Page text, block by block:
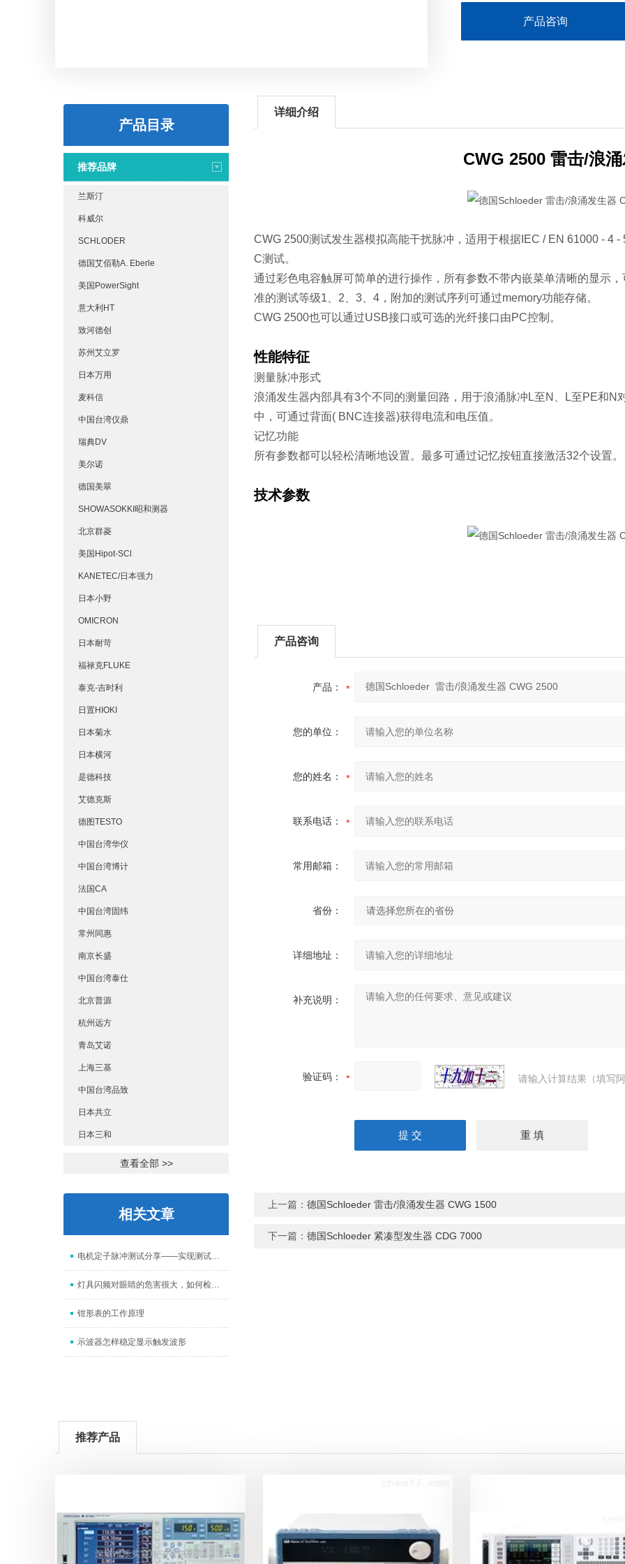
产品咨询
产品目录
推荐品牌
兰斯汀
科威尔
SCHLODER
德国艾佰勒A. Eberle
美国PowerSight
意大利HT
致河德创
苏州艾立罗
日本万用
麦科信
中国台湾仪鼎
瑞典DV
美尔诺
德国美翠
SHOWASOKKI昭和测器
北京群菱
美国Hipot-SCl
KANETEC/日本强力
日本小野
OMICRON
日本耐苛
福禄克FLUKE
泰克-吉时利
日置HIOKI
日本菊水
日本横河
是德科技
艾德克斯
德图TESTO
中国台湾华仪
中国台湾博计
法国CA
中国台湾固纬
常州同惠
南京长盛
中国台湾泰仕
北京普源
杭州远方
青岛艾诺
上海三基
中国台湾品致
日本共立
日本三和
查看全部 >>
相关文章
电机定子脉冲测试分享——实现测试自动化的解决方案
灯具闪频对眼睛的危害很大，如何检测符合标准的灯具？
钳形表的工作原理
示波器怎样稳定显示触发波形
详细介绍
CWG 2500 雷击/浪
CWG 2500测试发生器模拟高能干扰脉冲，适用于根据IEC / EN 61000 - 4
C测试。
通过彩色电容触屏可简单的进行操作，所有参数不带内嵌菜单清晰的显示
准的测试等级1、2、3、4，附加的测试序列可通过memory功能存储。
CWG 2500也可以通过USB接口或可选的光纤接口由PC控制。
性能特征
测量脉冲形式
浪涌发生器内部具有3个不同的测量回路，用于浪涌脉冲L至N、L至PE和N
中，可通过背面( BNC连接器)获得电流和电压值。
记忆功能
所有参数都可以轻松清晰地设置。最多可通过记忆按钮直接激活32个设置。
技术参数
产品咨询
产品：
您的单位：
您的姓名：
联系电话：
常用邮箱：
省份：
详细地址：
补充说明：
验证码： 请输入计算结果（填写
上一篇： 德国Schloeder 雷击/浪涌发生器 CWG 1500
下一篇： 德国Schloeder 紧凑型发生器 CDG 7000
推荐产品